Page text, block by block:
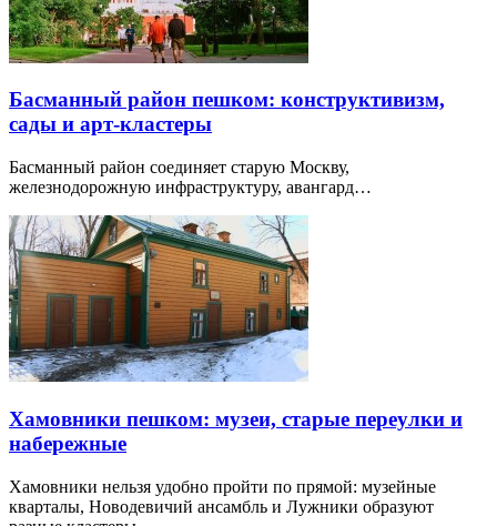
Басманный район пешком: конструктивизм,
сады и арт-кластеры
Басманный район соединяет старую Москву,
железнодорожную инфраструктуру, авангард…
Хамовники пешком: музеи, старые переулки и
набережные
Хамовники нельзя удобно пройти по прямой: музейные
кварталы, Новодевичий ансамбль и Лужники образуют